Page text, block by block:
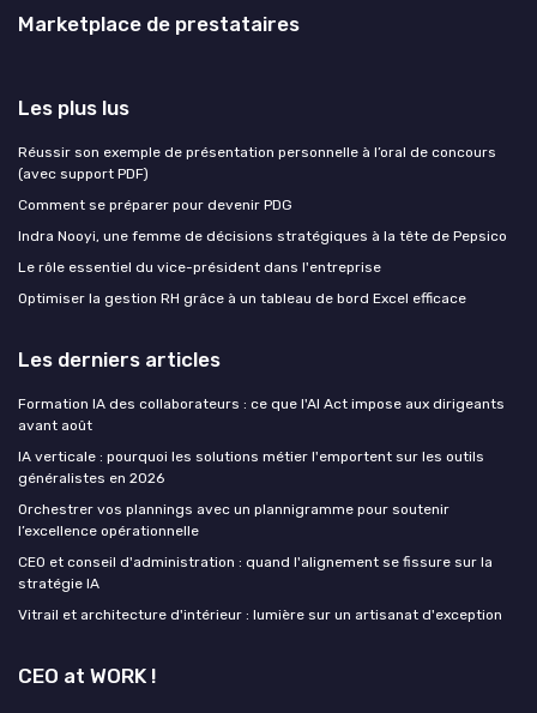
Marketplace de prestataires
Les plus lus
Réussir son exemple de présentation personnelle à l’oral de concours
(avec support PDF)
Comment se préparer pour devenir PDG
Indra Nooyi, une femme de décisions stratégiques à la tête de Pepsico
Le rôle essentiel du vice-président dans l'entreprise
Optimiser la gestion RH grâce à un tableau de bord Excel efficace
Les derniers articles
Formation IA des collaborateurs : ce que l'AI Act impose aux dirigeants
avant août
IA verticale : pourquoi les solutions métier l'emportent sur les outils
généralistes en 2026
Orchestrer vos plannings avec un plannigramme pour soutenir
l’excellence opérationnelle
CEO et conseil d'administration : quand l'alignement se fissure sur la
stratégie IA
Vitrail et architecture d'intérieur : lumière sur un artisanat d'exception
CEO at WORK !